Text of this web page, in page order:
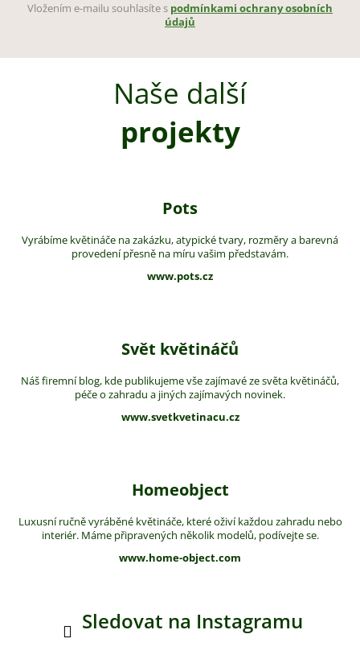
Vložením e-mailu souhlasíte s podmínkami ochrany osobních
údajů
Naše další
projekty
Pots
Vyrábíme květináče na zakázku, atypické tvary, rozměry a barevná
provedení přesně na míru vašim představám.
www.pots.cz
Svět květináčů
Náš firemní blog, kde publikujeme vše zajímavé ze světa květináčů,
péče o zahradu a jiných zajímavých novinek.
www.svetkvetinacu.cz
Homeobject
Luxusní ručně vyráběné květináče, které oživí každou zahradu nebo
interiér. Máme připravených několik modelů, podívejte se.
www.home-object.com
Sledovat na Instagramu